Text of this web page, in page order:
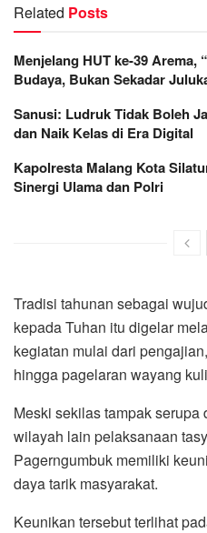
Related Posts
Menjelang HUT ke-39 Arema,
Budaya, Bukan Sekadar
Sanusi: Ludruk Tidak Boleh
dan Naik Kelas di Era Digital
Kapolresta Malang Kota
Sinergi Ulama dan Polri
Tradisi tahunan sebagai
kepada Tuhan itu digelar
kegiatan mulai dari
hingga pagelaran wayang
Meski sekilas tampak
wilayah lain pelaksanaan
Pagerngumbuk memiliki
daya tarik masyarakat.
Keunikan tersebut terlihat